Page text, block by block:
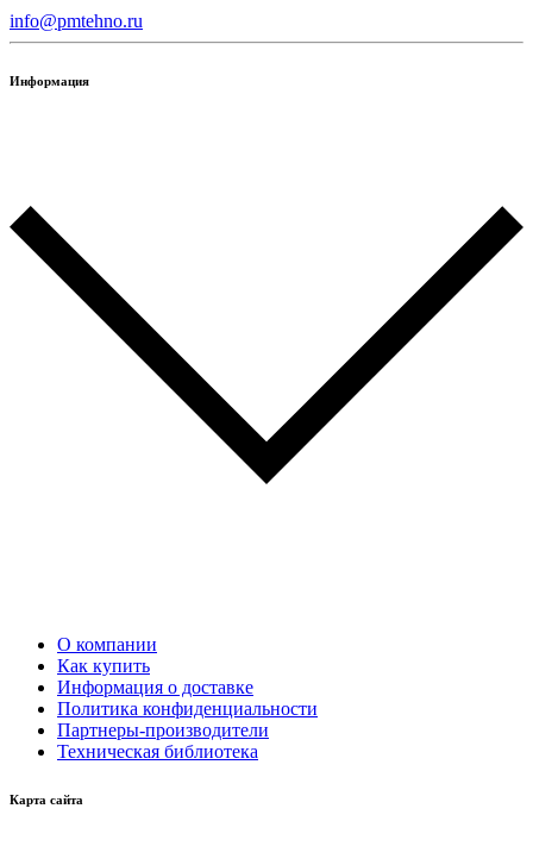
info@pmtehno.ru
Информация
О компании
Как купить
Информация о доставке
Политика конфиденциальности
Партнеры-производители
Техническая библиотека
Карта сайта